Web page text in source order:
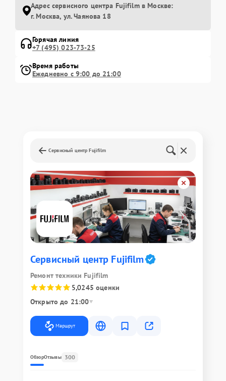
Адрес сервисного центра Fujifilm в Москве:
г. Москва, ул. Чаянова 18
Горячая линия
+7 (495) 023-73-25
Время работы
Ежедневно с 9:00 до 21:00
Сервисный центр Fujifilm
Сервисный центр Fujifilm
Ремонт техники Fujifilm
5,0245 оценки
Открыто до 21:00
Маршрут
ОбзорОтзывы 300